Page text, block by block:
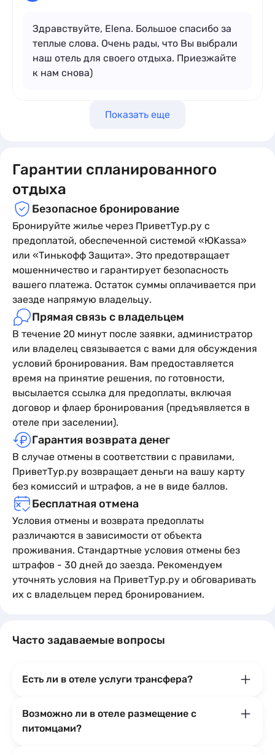
Здравствуйте, Elena. Большое спасибо за
теплые слова. Очень рады, что Вы выбрали
наш отель для своего отдыха. Приезжайте
к нам снова)
Показать еще
Гарантии спланированного
отдыха
Безопасное бронирование
Бронируйте жилье через ПриветТур.ру с
предоплатой, обеспеченной системой «ЮKassa»
или «Тинькофф Защита». Это предотвращает
мошенничество и гарантирует безопасность
вашего платежа. Остаток суммы оплачивается при
заезде напрямую владельцу.
Прямая связь с владельцем
В течение 20 минут после заявки, администратор
или владелец связывается с вами для обсуждения
условий бронирования. Вам предоставляется
время на принятие решения, по готовности,
высылается ссылка для предоплаты, включая
договор и флаер бронирования (предъявляется в
отеле при заселении).
Гарантия возврата денег
В случае отмены в соответствии с правилами,
ПриветТур.ру возвращает деньги на вашу карту
без комиссий и штрафов, а не в виде баллов.
Бесплатная отмена
Условия отмены и возврата предоплаты
различаются в зависимости от объекта
проживания. Стандартные условия отмены без
штрафов - 30 дней до заезда. Рекомендуем
уточнять условия на ПриветТур.ру и обговаривать
их с владельцем перед бронированием.
Часто задаваемые вопросы
Есть ли в отеле услуги трансфера?
Возможно ли в отеле размещение с
питомцами?